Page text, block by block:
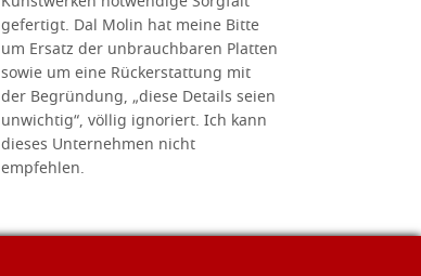
gefertigt. Dal Molin hat meine Bitte
um Ersatz der unbrauchbaren Platten
sowie um eine Rückerstattung mit
der Begründung, „diese Details seien
unwichtig“, völlig ignoriert. Ich kann
dieses Unternehmen nicht
empfehlen.